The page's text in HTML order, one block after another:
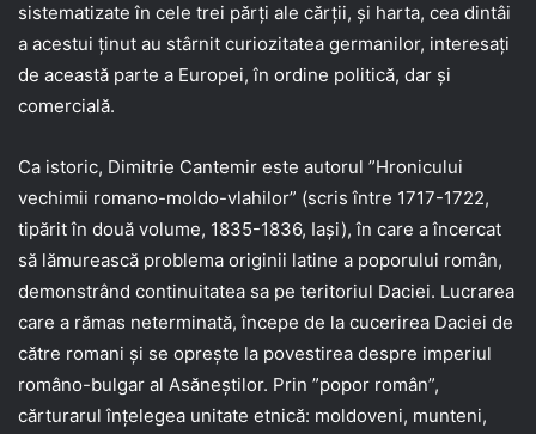
sistematizate în cele trei părţi ale cărţii, şi harta, cea dintâi
a acestui ţinut au stârnit curiozitatea germanilor, interesaţi
de această parte a Europei, în ordine politică, dar şi
comercială.
Ca istoric, Dimitrie Cantemir este autorul ”Hronicului
vechimii romano-moldo-vlahilor” (scris între 1717-1722,
tipărit în două volume, 1835-1836, Iaşi), în care a încercat
să lămurească problema originii latine a poporului român,
demonstrând continuitatea sa pe teritoriul Daciei. Lucrarea
care a rămas neterminată, începe de la cucerirea Daciei de
către romani şi se opreşte la povestirea despre imperiul
româno-bulgar al Asăneştilor. Prin ”popor român”,
cărturarul înţelegea unitate etnică: moldoveni, munteni,